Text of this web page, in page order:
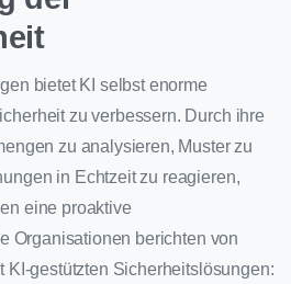
bietet KI selbst enorme
zu verbessern. Durch ihre
zu analysieren, Muster zu
in Echtzeit zu reagieren,
eine proaktive
Organisationen berichten von
KI-gestützten Sicherheitslösungen: